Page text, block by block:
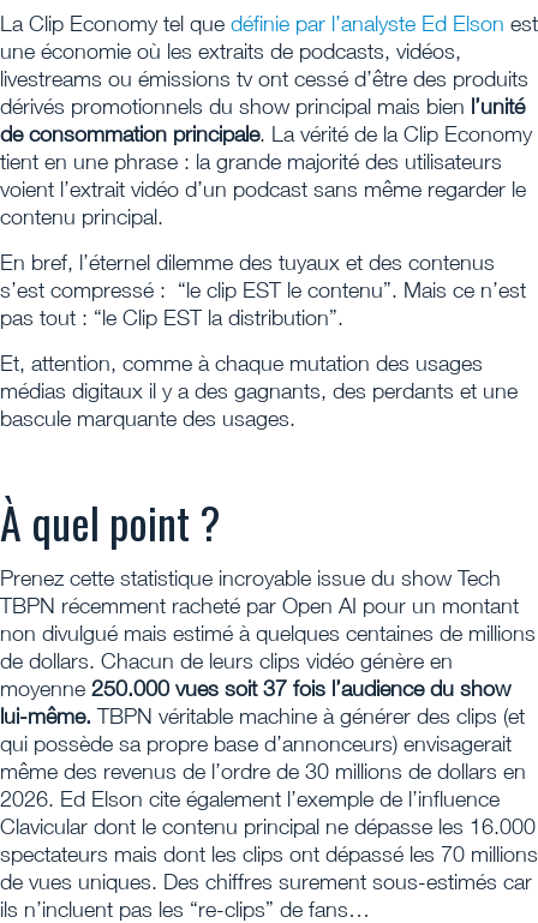
La Clip Economy tel que définie par l’analyste Ed Elson est
une économie où les extraits de podcasts, vidéos,
livestreams ou émissions tv ont cessé d’être des produits
dérivés promotionnels du show principal mais bien l’unité
de consommation principale. La vérité de la Clip Economy
tient en une phrase : la grande majorité des utilisateurs
voient l’extrait vidéo d’un podcast sans même regarder le
contenu principal.
En bref, l’éternel dilemme des tuyaux et des contenus
s’est compressé : “le clip EST le contenu”. Mais ce n’est
pas tout : “le Clip EST la distribution”.
Et, attention, comme à chaque mutation des usages
médias digitaux il y a des gagnants, des perdants et une
bascule marquante des usages.
À quel point ?
Prenez cette statistique incroyable issue du show Tech
TBPN récemment racheté par Open AI pour un montant
non divulgué mais estimé à quelques centaines de millions
de dollars. Chacun de leurs clips vidéo génère en
moyenne 250.000 vues soit 37 fois l’audience du show
lui-même. TBPN véritable machine à générer des clips (et
qui possède sa propre base d’annonceurs) envisagerait
même des revenus de l’ordre de 30 millions de dollars en
2026. Ed Elson cite également l’exemple de l’influence
Clavicular dont le contenu principal ne dépasse les 16.000
spectateurs mais dont les clips ont dépassé les 70 millions
de vues uniques. Des chiffres surement sous-estimés car
ils n’incluent pas les “re-clips” de fans…